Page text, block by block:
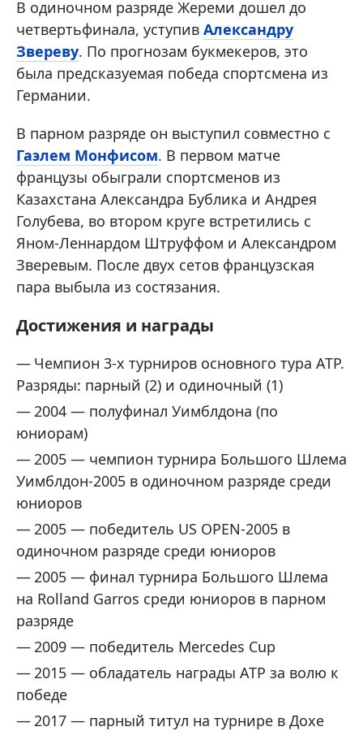
В одиночном разряде Жереми дошел до
четвертьфинала, уступив Александру
Звереву. По прогнозам букмекеров, это
была предсказуемая победа спортсмена из
Германии.
В парном разряде он выступил совместно с
Гаэлем Монфисом. В первом матче
французы обыграли спортсменов из
Казахстана Александра Бублика и Андрея
Голубева, во втором круге встретились с
Яном-Леннардом Штруффом и Александром
Зверевым. После двух сетов французская
пара выбыла из состязания.
Достижения и награды
Чемпион 3-х турниров основного тура АТР.
Разряды: парный (2) и одиночный (1)
2004 — полуфинал Уимблдона (по
юниорам)
2005 — чемпион турнира Большого Шлема
Уимблдон-2005 в одиночном разряде среди
юниоров
2005 — победитель US OPEN-2005 в
одиночном разряде среди юниоров
2005 — финал турнира Большого Шлема
на Rolland Garros среди юниоров в парном
разряде
2009 — победитель Mercedes Cup
2015 — обладатель награды ATP за волю к
победе
2017 — парный титул на турнире в Дохе